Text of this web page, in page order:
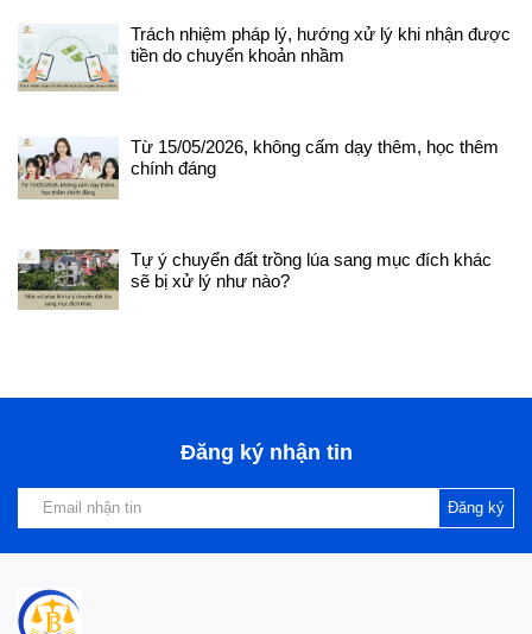
Trách nhiệm pháp lý, hướng xử lý khi nhận được
tiền do chuyển khoản nhầm
Từ 15/05/2026, không cấm dạy thêm, học thêm
chính đáng
Tự ý chuyển đất trồng lúa sang mục đích khác
sẽ bị xử lý như nào?
Đăng ký nhận tin
Đăng ký